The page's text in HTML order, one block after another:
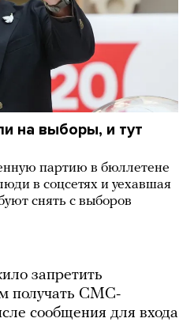
на выборы, и тут
партию в бюллетене
в соцсетях и уехавшая
снять с выборов
запретить
получать СМС-
сообщения для входа